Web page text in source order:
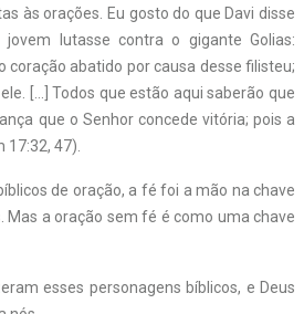
às orações. Eu gosto do que Davi disse
lutasse contra o gigante Golias:
coração abatido por causa desse filisteu;
[…] Todos que estão aqui saberão que
que o Senhor concede vitória; pois a
17:32, 47).
de oração, a fé foi a mão na chave
Mas a oração sem fé é como uma chave
esses personagens bíblicos, e Deus